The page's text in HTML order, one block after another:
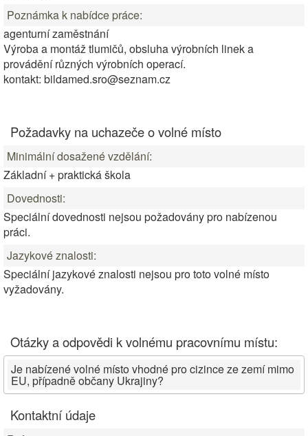
Poznámka k nabídce práce:
agenturní zaměstnání
Výroba a montáž tlumičů, obsluha výrobních linek a
provádění různých výrobních operací.
kontakt: bildamed.sro@seznam.cz
Požadavky na uchazeče o volné místo
Minimální dosažené vzdělání:
Základní + praktická škola
Dovednosti:
Speciální dovednosti nejsou požadovány pro nabízenou
práci.
Jazykové znalosti:
Speciální jazykové znalosti nejsou pro toto volné místo
vyžadovány.
Otázky a odpovědi k volnému pracovnímu místu:
Je nabízené volné místo vhodné pro cizince ze zemí mimo
EU, případně občany Ukrajiny?
Kontaktní údaje